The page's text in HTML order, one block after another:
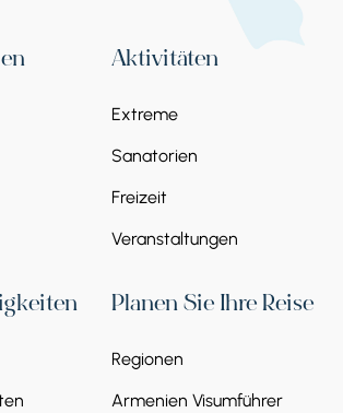
können die schönen Ausblicke auf
und internationale Küche an.
5.Odzun
sehen.
Aktivitäten
Extreme
Sanatorien
Freizeit
Veranstaltungen
Planen Sie Ihre Reise
Regionen
Armenien Visumführer